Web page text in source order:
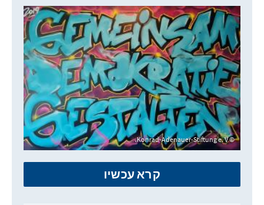
Konrad-Adenauer-Stiftung e. V.
קרא עכשיו